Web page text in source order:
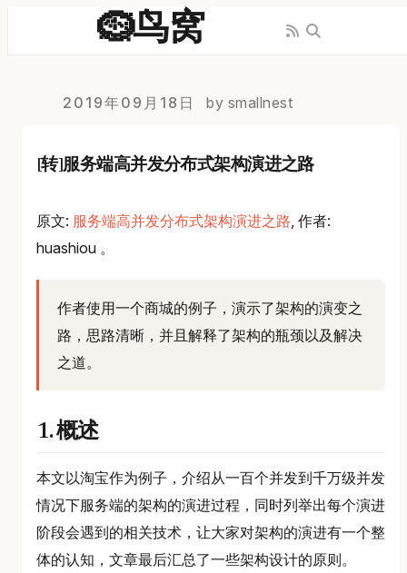
🪹鸟窝
2019年09月18日 by smallnest
[转]服务端高并发分布式架构演进之路
原文: 服务端高并发分布式架构演进之路, 作者:
huashiou 。
作者使用一个商城的例子，演示了架构的演变之
路，思路清晰，并且解释了架构的瓶颈以及解决
之道。
1. 概述
本文以淘宝作为例子，介绍从一百个并发到千万级并发
情况下服务端的架构的演进过程，同时列举出每个演进
阶段会遇到的相关技术，让大家对架构的演进有一个整
体的认知，文章最后汇总了一些架构设计的原则。